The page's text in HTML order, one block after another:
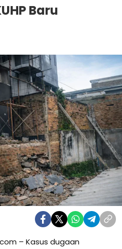
Baru
– Kasus dugaan